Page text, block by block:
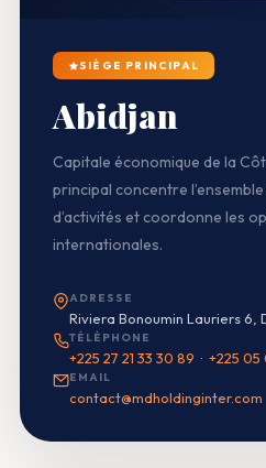
SIÈGE PRINCIPAL
Abidjan
Capitale économique de la
principal concentre
d’activités et coordonne les
internationales.
ADRESSE
Riviera Bonoumin Lauriers 6,
TÉLÉPHONE
+225 27 21 33 30 89 · +225 05
EMAIL
contact@mdholdinginter.com